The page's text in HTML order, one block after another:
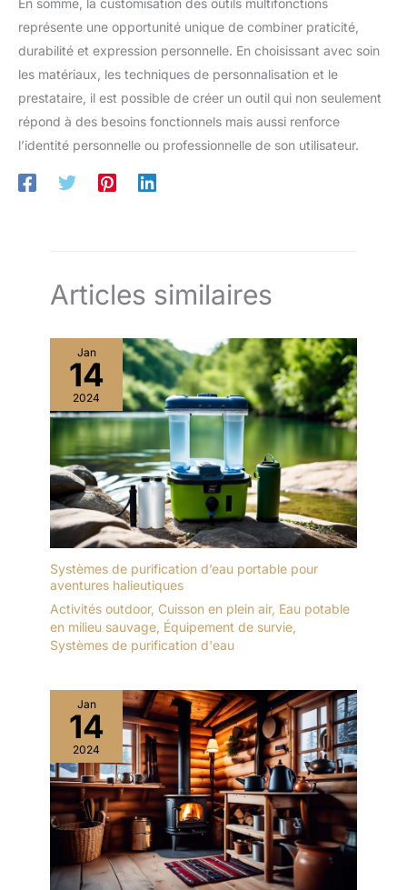
En somme, la customisation des outils multifonctions
représente une opportunité unique de combiner praticité,
durabilité et expression personnelle. En choisissant avec soin
les matériaux, les techniques de personnalisation et le
prestataire, il est possible de créer un outil qui non seulement
répond à des besoins fonctionnels mais aussi renforce
l’identité personnelle ou professionnelle de son utilisateur.
Articles similaires
Jan
14
2024
Systèmes de purification d’eau portable pour
aventures halieutiques
Activités outdoor, Cuisson en plein air, Eau potable
en milieu sauvage, Équipement de survie,
Systèmes de purification d'eau
Jan
14
2024